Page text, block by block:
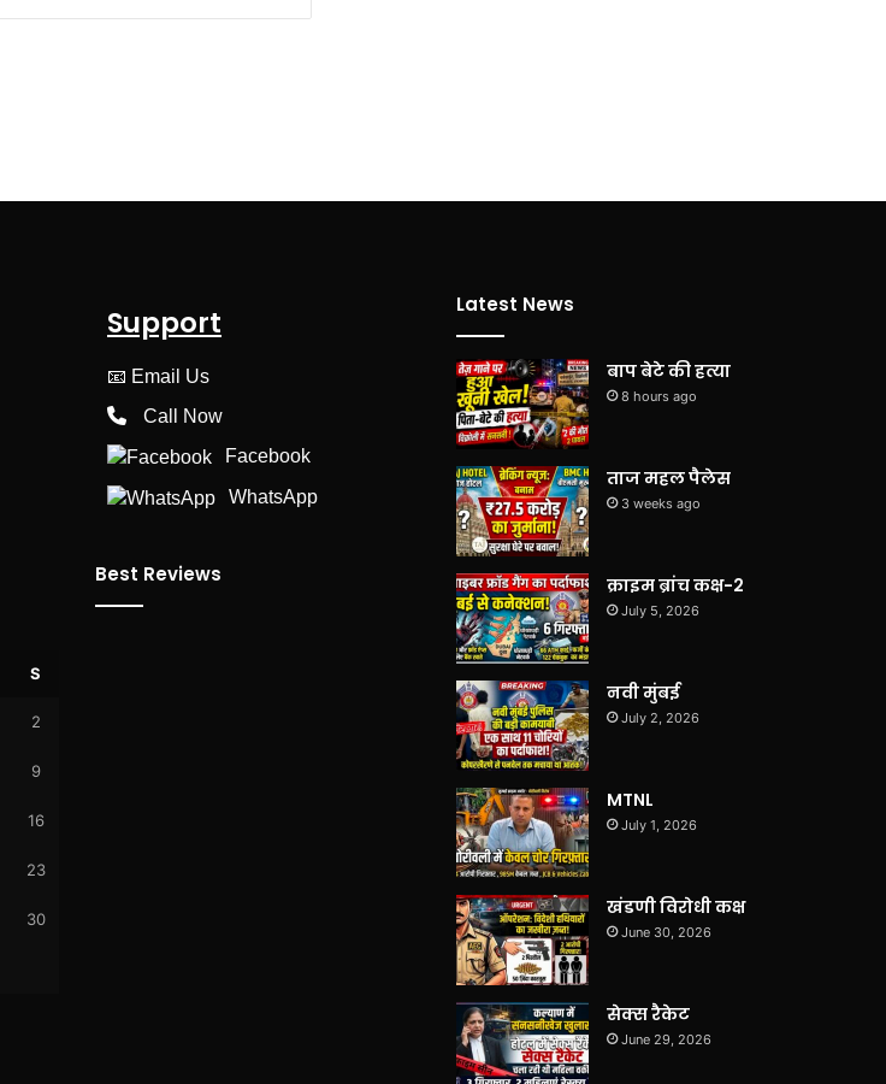
S
2
9
16
23
30
Support
📧 Email Us
Call Now
Facebook
WhatsApp
Best Reviews
Latest News
बाप बेटे की हत्या
8 hours ago
ताज महल पैलेस
3 weeks ago
क्राइम ब्रांच कक्ष-2
July 5, 2026
नवी मुंबई
July 2, 2026
MTNL
July 1, 2026
खंडणी विरोधी कक्ष
June 30, 2026
सेक्स रैकेट
June 29, 2026